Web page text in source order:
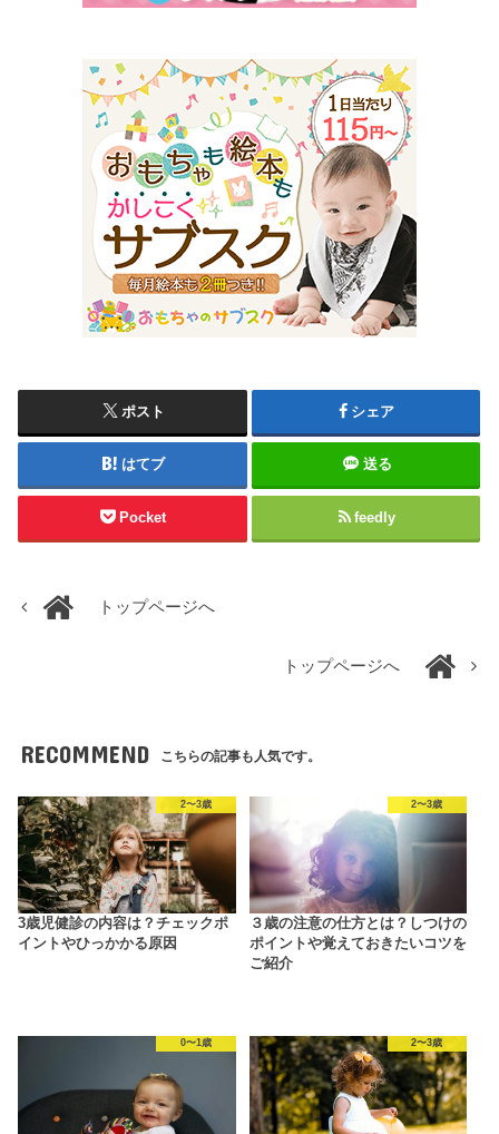
ポスト シェア
はてブ 送る
Pocket feedly
トップページへ
トップページへ
RECOMMEND こちらの記事も人気です。
2〜3歳
3歳児健診の内容は？チェックポ
イントやひっかかる原因
2〜3歳
３歳の注意の仕方とは？しつけの
ポイントや覚えておきたいコツを
ご紹介
0〜1歳 2〜3歳